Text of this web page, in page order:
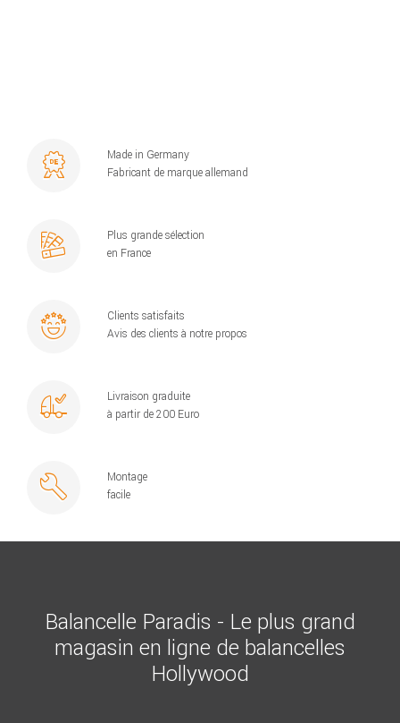
Made in Germany
Fabricant de marque allemand
Plus grande sélection
en France
Clients satisfaits
Avis des clients à notre propos
Livraison graduite
à partir de 200 Euro
Montage
facile
Balancelle Paradis - Le plus grand
magasin en ligne de balancelles
Hollywood